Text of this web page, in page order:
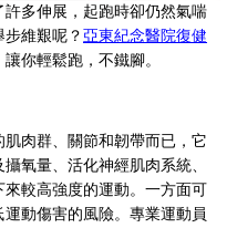
多伸展，起跑時卻仍然氣喘
維艱呢？亞東紀念醫院復健
你輕鬆跑，不鐵腳。
肉群、關節和韌帶而已，它
氧量、活化神經肌肉系統、
較高強度的運動。一方面可
動傷害的風險。專業運動員